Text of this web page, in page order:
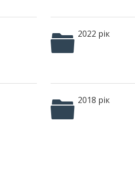
2022 рік
2018 рік